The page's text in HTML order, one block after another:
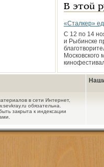
В этой
«Сталкер»
С 12 по 14
и Рыбинске
Московского
в сети Интернет,
обязательна.
закрыта к индексации